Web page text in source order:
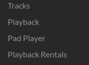
Tracks
Playback
Pad Player
Playback Rentals